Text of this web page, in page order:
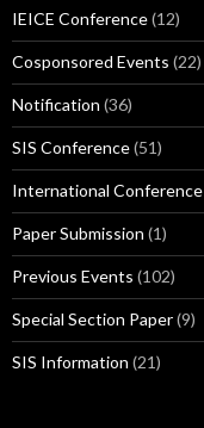
IEICE Conference(12)
Cosponsored Events (22)
Notification (36)
SIS Conference(51)
International Conference
Paper Submission (1)
Previous Events (102)
Special Section Paper(9)
SIS Information (21)